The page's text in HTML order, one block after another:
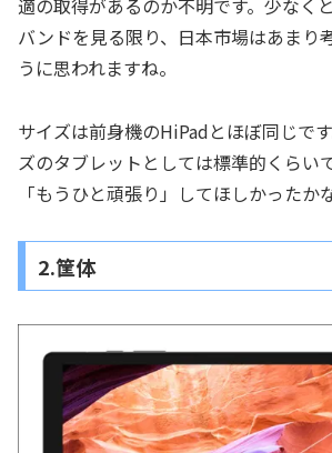
適の取得があるのか不明です。少なく
バンドを見る限り、日本市場はあまり
うに思われますね。
サイズは前身機のHiPadとほぼ同じで
ズのタブレットとしては標準的くらい
「もうひと頑張り」してほしかったか
2.筐体